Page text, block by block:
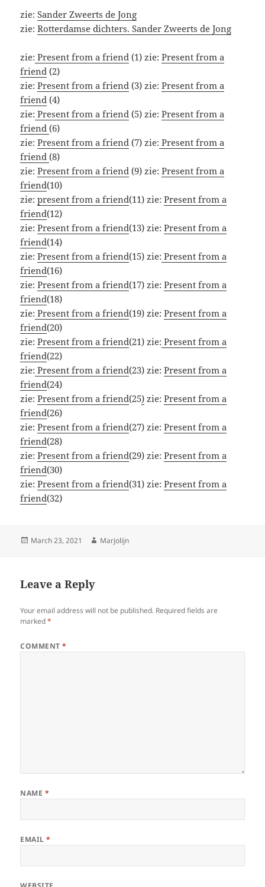
zie:Sander Zweerts de Jong
zie:Rotterdamse dichters. Sander Zweerts de Jong
zie: Present from a friend (1) zie:Present from a
friend (2)
zie:Present from a friend (3) zie:Present from a
friend (4)
zie: Present from a friend (5) zie:Present from a
friend(6)
zie:Present from a friend (7) zie: Present from a
friend(8)
zie:Present from a friend (9) zie:Present from a
friend(10)
zie:present from a friend(11) zie:Present from a
friend(12)
zie:Present from a friend(13) zie:Present from a
friend(14)
zie:Present from a friend(15) zie: Present from a
friend(16)
zie:Present from a friend(17) zie:Present from a
friend(18)
zie: Present from a friend(19) zie:Present from a
friend(20)
zie:Present from a friend(21) zie: Present from a
friend(22)
zie: Present from a friend(23) zie:Present from a
friend(24)
zie:Present from a friend(25) zie:Present from a
friend(26)
zie:Present from a friend(27) zie:Present from a
friend(28)
zie:Present from a friend(29) zie:Present from a
friend(30)
zie:Present from a friend(31) zie:Present from a
friend(32)
Posted
March 23, 2021 Author
Marjolijn
Leave a Reply
Your email address will not be published. Required fields are
marked*
COMMENT*
NAME *
EMAIL*